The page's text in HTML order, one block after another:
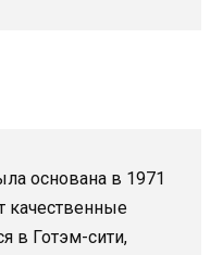
основана в 1971
качественные
в Готэм-сити,